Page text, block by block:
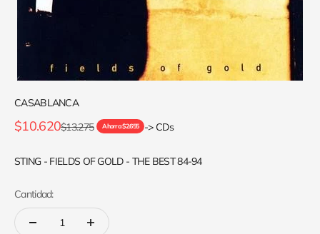
CASABLANCA
Precio de oferta
$10.620Precio normal
$13.275 Ahorra $2.655 -> CDs
STING - FIELDS OF GOLD - THE BEST 84-94
Cantidad: